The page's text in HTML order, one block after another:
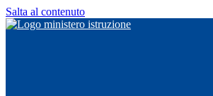
Salta al contenuto